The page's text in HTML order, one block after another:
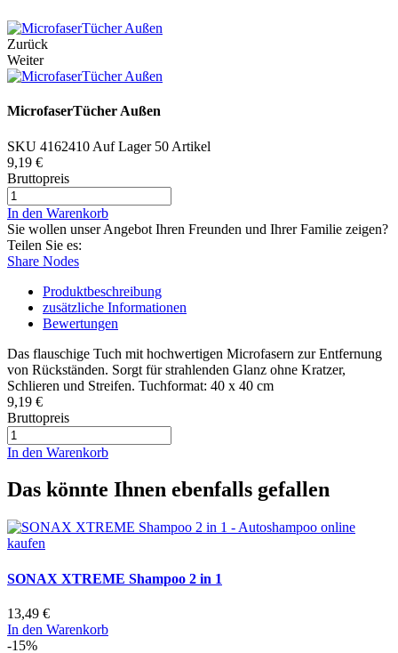
Zurück
Weiter
MicrofaserTücher Außen
SKU 4162410 Auf Lager 50 Artikel
9,19 €
Bruttopreis
In den Warenkorb
Sie wollen unser Angebot Ihren Freunden und Ihrer Familie zeigen?
Teilen Sie es:
Share Nodes
Produktbeschreibung
zusätzliche Informationen
Bewertungen
Das flauschige Tuch mit hochwertigen Microfasern zur Entfernung
von Rückständen. Sorgt für strahlenden Glanz ohne Kratzer,
Schlieren und Streifen. Tuchformat: 40 x 40 cm
9,19 €
Bruttopreis
In den Warenkorb
Das könnte Ihnen ebenfalls gefallen
SONAX XTREME Shampoo 2 in 1
13,49 €
In den Warenkorb
-15%